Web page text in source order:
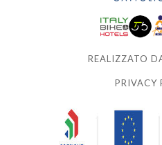
PRIVACY
REALIZZATO